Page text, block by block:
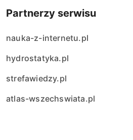
Partnerzy serwisu
nauka-z-internetu.pl
hydrostatyka.pl
strefawiedzy.pl
atlas-wszechswiata.pl